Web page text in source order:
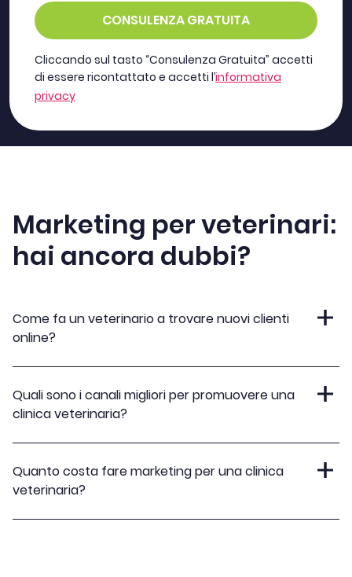
CONSULENZA GRATUITA
Cliccando sul tasto “Consulenza Gratuita” accetti
di essere ricontattato e accetti l’informativa
privacy
Marketing per veterinari:
hai ancora dubbi?
Come fa un veterinario a trovare nuovi clienti
online?
Quali sono i canali migliori per promuovere una
clinica veterinaria?
Quanto costa fare marketing per una clinica
veterinaria?